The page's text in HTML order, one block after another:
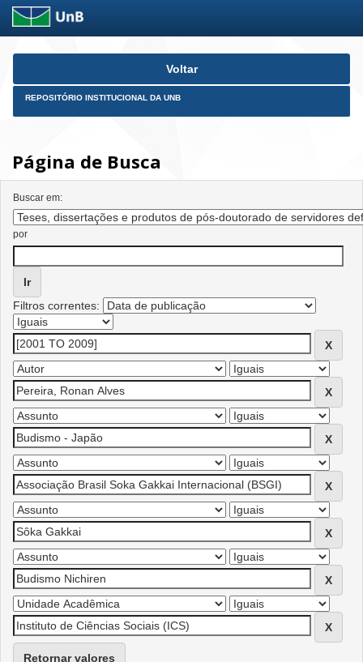
Skip
Voltar
REPOSITÓRIO INSTITUCIONAL DA UNB
Página de Busca
Buscar em:
por
Filtros correntes:
Retornar valores